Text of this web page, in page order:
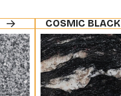
COSMIC BLACK